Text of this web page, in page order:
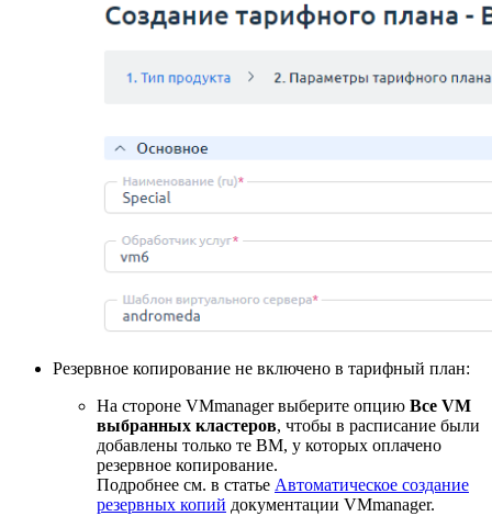
Резервное копирование не включено в тарифный план:
На стороне VMmanager выберите опцию Все VM
выбранных кластеров, чтобы в расписание были
добавлены только те ВМ, у которых оплачено
резервное копирование.
Подробнее см. в статье Автоматическое создание
резервных копий документации VMmanager.